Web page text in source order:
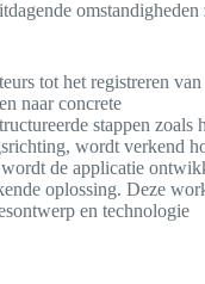
omstandigheden
tot het registreren van
naar concrete
stappen zoals
wordt verkend
de applicatie
oplossing. Deze
en technologie